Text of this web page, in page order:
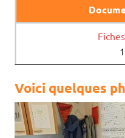
Voici quelques